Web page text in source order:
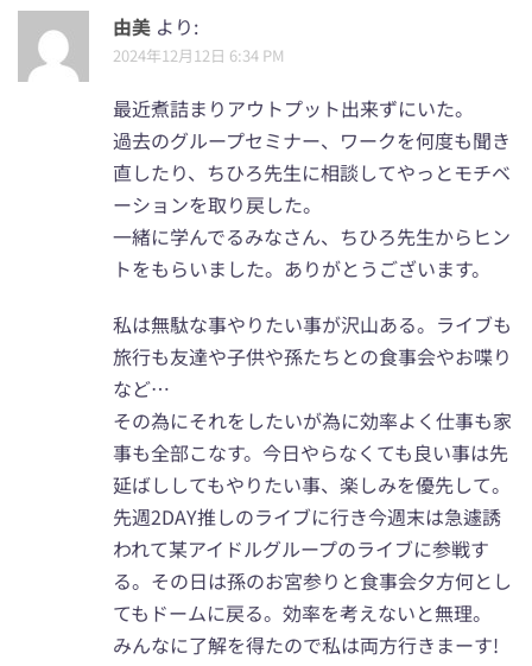
由美 より:
2024年12月12日 6:34 PM
最近煮詰まりアウトプット出来ずにいた。
過去のグループセミナー、ワークを何度も聞き
直したり、ちひろ先生に相談してやっとモチベ
ーションを取り戻した。
一緒に学んでるみなさん、ちひろ先生からヒン
トをもらいました。ありがとうございます。
私は無駄な事やりたい事が沢山ある。ライブも
旅行も友達や子供や孫たちとの食事会やお喋り
など…
その為にそれをしたいが為に効率よく仕事も家
事も全部こなす。今日やらなくても良い事は先
延ばししてもやりたい事、楽しみを優先して。
先週2DAY推しのライブに行き今週末は急遽誘
われて某アイドルグループのライブに参戦す
る。その日は孫のお宮参りと食事会夕方何とし
てもドームに戻る。効率を考えないと無理。
みんなに了解を得たので私は両方行きまーす!